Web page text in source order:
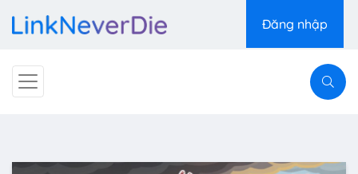
Đăng nhập